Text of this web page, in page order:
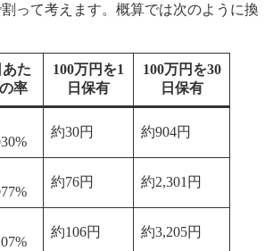
って考えます。概算では次のように換
あた
率
100万円を1
日保有
100万円を30
日保有
約30円 約904円
約76円 約2,301円
約106円 約3,205円